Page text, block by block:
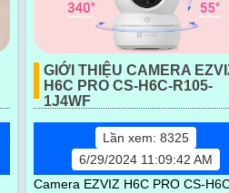
GIỚI THIỆU CAMERA
H6C PRO CS-H6C-R105-
1J4WF
Lần xem: 8325
6/29/2024 11:09:42 AM
Camera EZVIZ H6C PRO CS-